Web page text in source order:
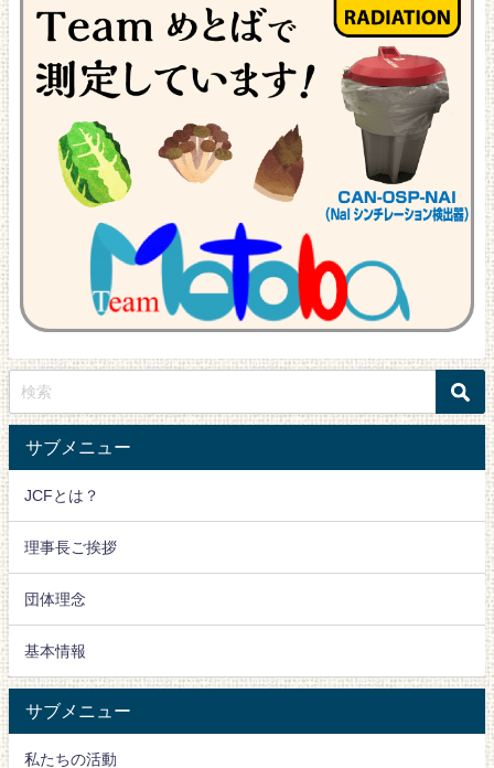
サブメニュー
JCFとは？
理事長ご挨拶
団体理念
基本情報
サブメニュー
私たちの活動